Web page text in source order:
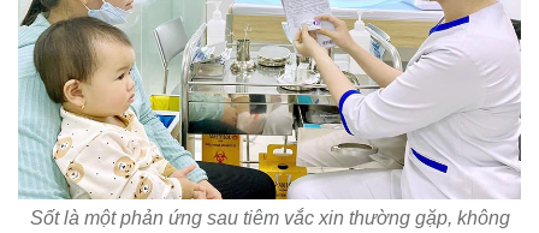
Sốt là một phản ứng sau tiêm vắc xin thường gặp, không